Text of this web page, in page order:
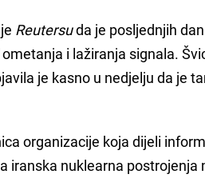
Reutersuda je posljednjih
i lažiranja signala.
je kasno u nedjelju da je
organizacije koja dijeli
iranska nuklearna